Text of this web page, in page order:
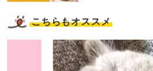
こちらもオススメ